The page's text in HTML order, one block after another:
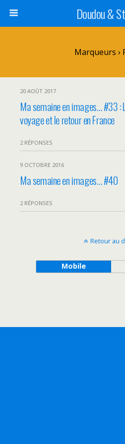
Doudou &
Marqueurs ›
20 AOÛT 2017
Ma semaine en images… #33 :
voyage et le retour en France
2 RÉPONSES
9 OCTOBRE 2016
Ma semaine en images… #40
2 RÉPONSES
Retour au
Mobile